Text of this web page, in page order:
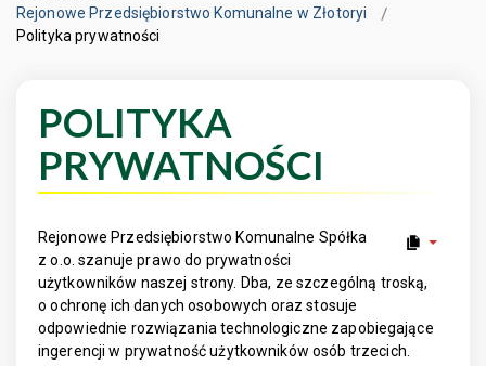
Rejonowe Przedsiębiorstwo Komunalne w Złotoryi
Polityka prywatności
POLITYKA
PRYWATNOŚCI
Rejonowe Przedsiębiorstwo Komunalne Spółka
z o.o. szanuje prawo do prywatności
użytkowników naszej strony. Dba, ze szczególną troską,
o ochronę ich danych osobowych oraz stosuje
odpowiednie rozwiązania technologiczne zapobiegające
ingerencji w prywatność użytkowników osób trzecich.